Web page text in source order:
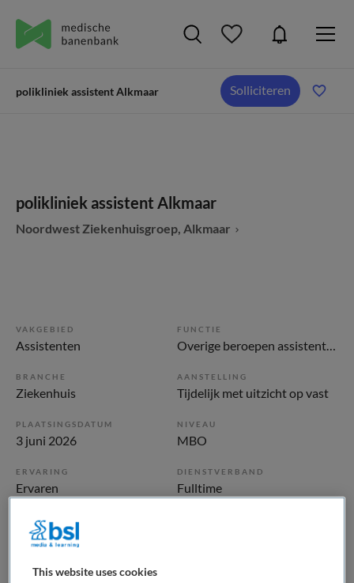
polikliniek assistent Alkmaar Solliciteren
polikliniek assistent Alkmaar
Noordwest Ziekenhuisgroep, Alkmaar
VAKGEBIED
Assistenten
FUNCTIE
Overige beroepen assistenten
BRANCHE
Ziekenhuis
AANSTELLING
Tijdelijk met uitzicht op vast
PLAATSINGSDATUM
3 juni 2026
NIVEAU
MBO
ERVARING
Ervaren
DIENSTVERBAND
Fulltime
Vacature niet beschikbaar
Deze vacature polikliniek assistent Alkmaar bij Noordwest
This website uses cookies